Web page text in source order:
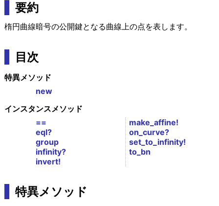
要約
楕円曲線暗号の公開鍵となる曲線上の点を表します。
目次
特異メソッド
new
インスタンスメソッド
==
eql?
group
infinity?
invert!
make_affine!
on_curve?
set_to_infinity!
to_bn
特異メソッド